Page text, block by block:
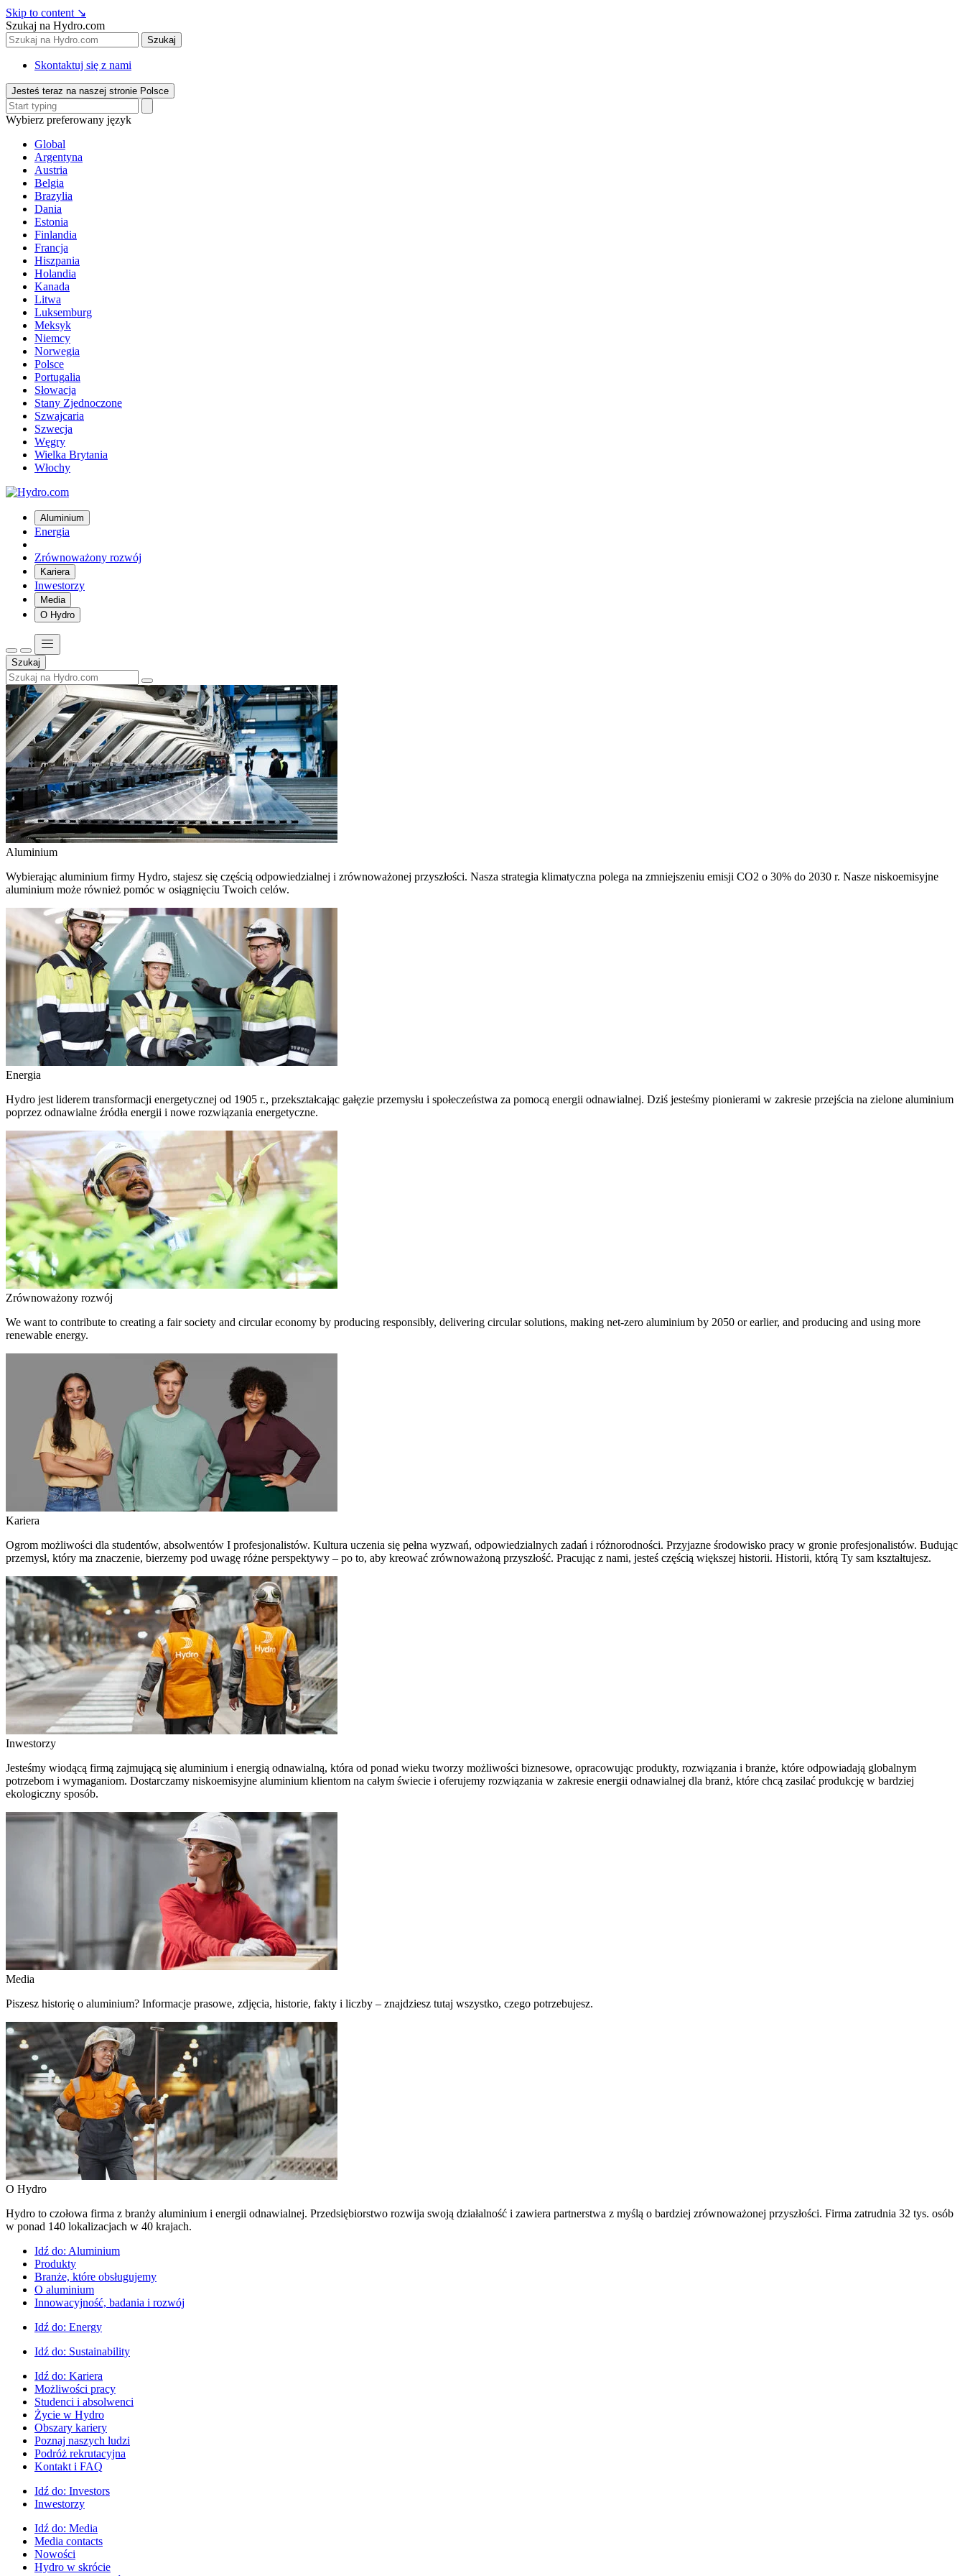
Skip to content ↘
Szukaj na Hydro.com
Szukaj
Skontaktuj się z nami
Jesteś teraz na naszej stronie Polsce
Wybierz preferowany język
Global
Argentyna
Austria
Belgia
Brazylia
Dania
Estonia
Finlandia
Francja
Hiszpania
Holandia
Kanada
Litwa
Luksemburg
Meksyk
Niemcy
Norwegia
Polsce
Portugalia
Słowacja
Stany Zjednoczone
Szwajcaria
Szwecja
Węgry
Wielka Brytania
Włochy
Aluminium
Energia
Zrównoważony rozwój
Kariera
Inwestorzy
Media
O Hydro
Szukaj
Aluminium
Wybierając aluminium firmy Hydro, stajesz się częścią odpowiedzialnej i zrównoważonej przyszłości. Nasza strategia klimatyczna polega na zmniejszeniu emisji CO2 o 30% do 2030 r. Nasze niskoemisyjne
aluminium może również pomóc w osiągnięciu Twoich celów.
Energia
Hydro jest liderem transformacji energetycznej od 1905 r., przekształcając gałęzie przemysłu i społeczeństwa za pomocą energii odnawialnej. Dziś jesteśmy pionierami w zakresie przejścia na zielone aluminium
poprzez odnawialne źródła energii i nowe rozwiązania energetyczne.
Zrównoważony rozwój
We want to contribute to creating a fair society and circular economy by producing responsibly, delivering circular solutions, making net-zero aluminium by 2050 or earlier, and producing and using more
renewable energy.
Kariera
Ogrom możliwości dla studentów, absolwentów I profesjonalistów. Kultura uczenia się pełna wyzwań, odpowiedzialnych zadań i różnorodności. Przyjazne środowisko pracy w gronie profesjonalistów. Budując
przemysł, który ma znaczenie, bierzemy pod uwagę różne perspektywy – po to, aby kreować zrównoważoną przyszłość. Pracując z nami, jesteś częścią większej historii. Historii, którą Ty sam kształtujesz.
Inwestorzy
Jesteśmy wiodącą firmą zajmującą się aluminium i energią odnawialną, która od ponad wieku tworzy możliwości biznesowe, opracowując produkty, rozwiązania i branże, które odpowiadają globalnym
potrzebom i wymaganiom. Dostarczamy niskoemisyjne aluminium klientom na całym świecie i oferujemy rozwiązania w zakresie energii odnawialnej dla branż, które chcą zasilać produkcję w bardziej
ekologiczny sposób.
Media
Piszesz historię o aluminium? Informacje prasowe, zdjęcia, historie, fakty i liczby – znajdziesz tutaj wszystko, czego potrzebujesz.
O Hydro
Hydro to czołowa firma z branży aluminium i energii odnawialnej. Przedsiębiorstwo rozwija swoją działalność i zawiera partnerstwa z myślą o bardziej zrównoważonej przyszłości. Firma zatrudnia 32 tys. osób
w ponad 140 lokalizacjach w 40 krajach.
Idź do: Aluminium
Produkty
Branże, które obsługujemy
O aluminium
Innowacyjność, badania i rozwój
Idź do: Energy
Idź do: Sustainability
Idź do: Kariera
Możliwości pracy
Studenci i absolwenci
Życie w Hydro
Obszary kariery
Poznaj naszych ludzi
Podróż rekrutacyjna
Kontakt i FAQ
Idź do: Investors
Inwestorzy
Idź do: Media
Media contacts
Nowości
Hydro w skrócie